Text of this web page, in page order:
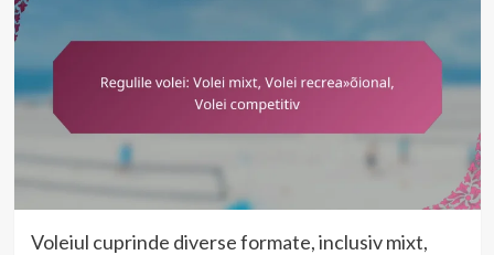
Voleiul cuprinde diverse formate, inclusiv mixt,